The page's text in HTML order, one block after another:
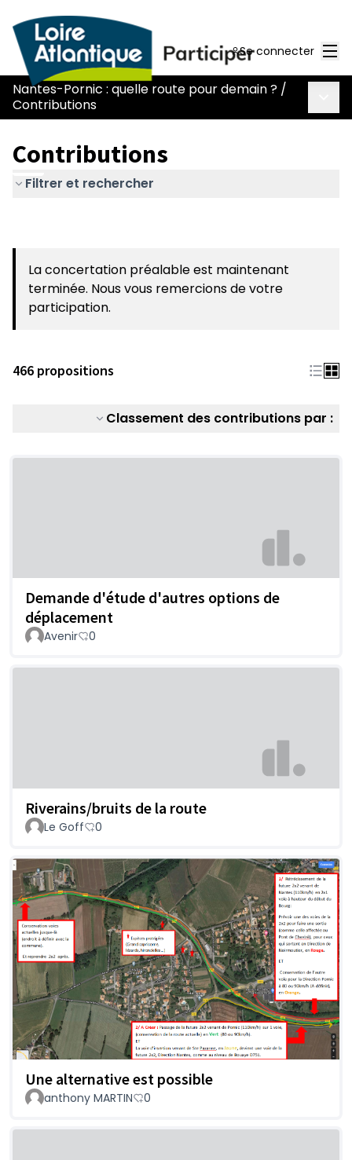
Se connecter
Nantes-Pornic : quelle route pour demain ? /
Contributions
Contributions
Filtrer et rechercher
La concertation préalable est maintenant
terminée. Nous vous remercions de votre
participation.
466 propositions
Classement des contributions par :
Demande d'étude d'autres options de
déplacement
Avenir 0
Riverains/bruits de la route
Le Goff 0
Une alternative est possible
anthony MARTIN 0